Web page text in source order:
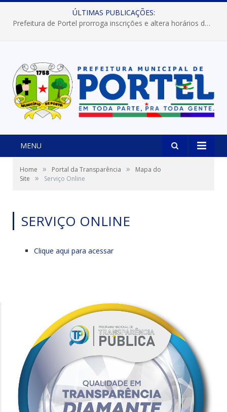
ÚLTIMAS PUBLICAÇÕES:
Prefeitura de Portel prorroga inscrições e altera horários dos concursos “Musa” e “Miss Mix Verão 2026”
MENU
Home » Portal da Transparência »
Mapa do
Site
» Serviço Online
SERVIÇO ONLINE
Clique aqui para acessar